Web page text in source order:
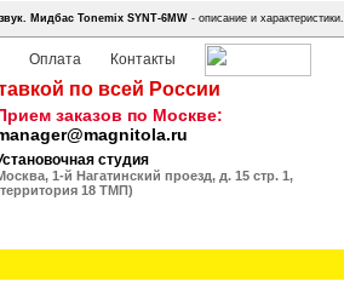
Мидбас Tonemix SYNT-6MW- описание и характеристики.
Оплата Контакты
по всей России
заказов по Москве:
студия
1-й Нагатинский проезд, д. 15 стр. 1,
18 ТМП)